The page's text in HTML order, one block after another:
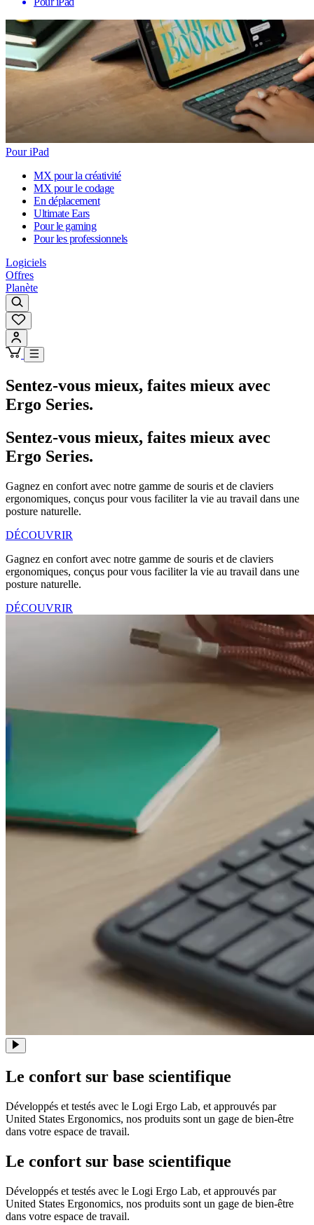
Pour iPad
MX pour la créativité
MX pour le codage
En déplacement
Ultimate Ears
Pour le gaming
Pour les professionnels
Logiciels
Offres
Planète
Sentez-vous mieux, faites mieux avec
Ergo Series.
Sentez-vous mieux, faites mieux avec
Ergo Series.
Gagnez en confort avec notre gamme de souris et de claviers
ergonomiques, conçus pour vous faciliter la vie au travail dans une
posture naturelle.
DÉCOUVRIR
Gagnez en confort avec notre gamme de souris et de claviers
ergonomiques, conçus pour vous faciliter la vie au travail dans une
posture naturelle.
DÉCOUVRIR
Le confort sur base scientifique
Développés et testés avec le Logi Ergo Lab, et approuvés par
United States Ergonomics, nos produits sont un gage de bien-être
dans votre espace de travail.
Le confort sur base scientifique
Développés et testés avec le Logi Ergo Lab, et approuvés par
United States Ergonomics, nos produits sont un gage de bien-être
dans votre espace de travail.